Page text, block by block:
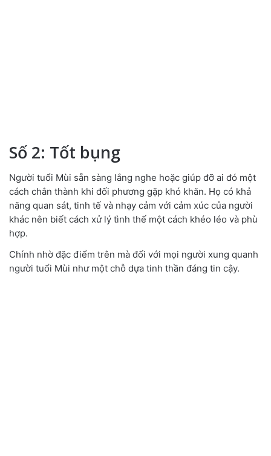
Số 2: Tốt bụng
Người tuổi Mùi sẵn sàng lắng nghe hoặc giúp đỡ ai đó một
cách chân thành khi đối phương gặp khó khăn. Họ có khả
năng quan sát, tinh tế và nhạy cảm với cảm xúc của người
khác nên biết cách xử lý tình thế một cách khéo léo và phù
hợp.
Chính nhờ đặc điểm trên mà đối với mọi người xung quanh
người tuổi Mùi như một chỗ dựa tinh thần đáng tin cậy.